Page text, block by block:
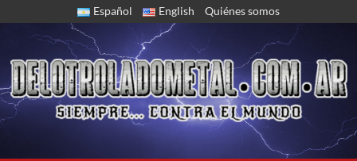
Español English Quiénes somos